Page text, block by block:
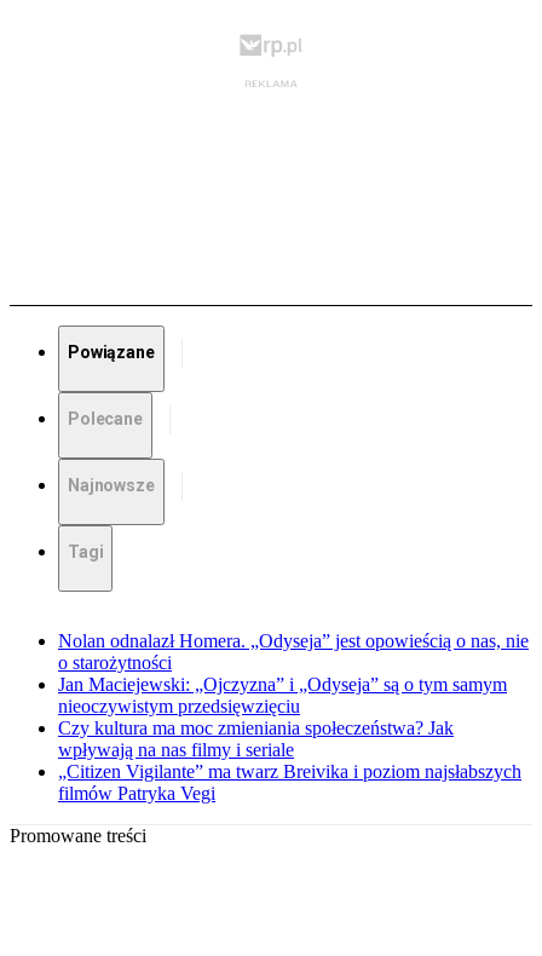
Powiązane
Polecane
Najnowsze
Tagi
Nolan odnalazł Homera. „Odyseja” jest opowieścią o nas, nie
o starożytności
Jan Maciejewski: „Ojczyzna” i „Odyseja” są o tym samym
nieoczywistym przedsięwzięciu
Czy kultura ma moc zmieniania społeczeństwa? Jak
wpływają na nas filmy i seriale
„Citizen Vigilante” ma twarz Breivika i poziom najsłabszych
filmów Patryka Vegi
Promowane treści